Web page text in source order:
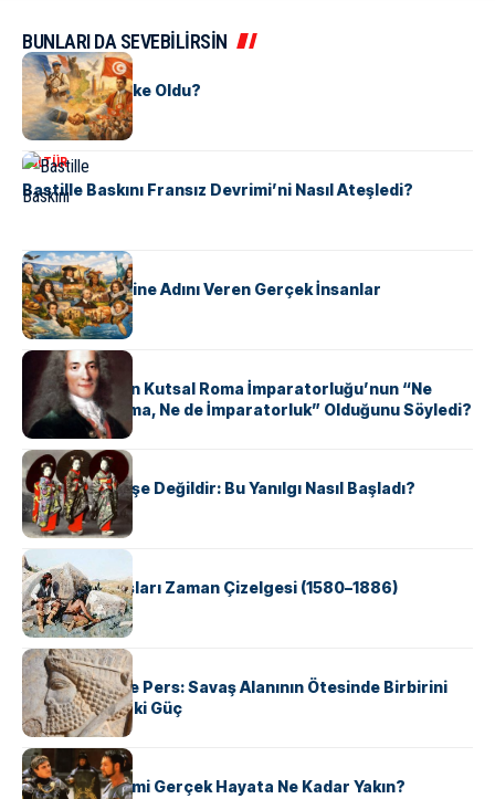
BUNLARI DA SEVEBİLİRSİN
KÜLTÜR
Tunus Nasıl Ülke Oldu?
KÜLTÜR
Bastille Baskını Fransız Devrimi’ni Nasıl Ateşledi?
KÜLTÜR
ABD Eyaletlerine Adını Veren Gerçek İnsanlar
KÜLTÜR
Voltaire Neden Kutsal Roma İmparatorluğu’nun “Ne
Kutsal, Ne Roma, Ne de İmparatorluk” Olduğunu Söyledi?
KÜLTÜR
Geyşalar Fahişe Değildir: Bu Yanılgı Nasıl Başladı?
KÜLTÜR
Apache Savaşları Zaman Çizelgesi (1580–1886)
KÜLTÜR
Antik Yunan ve Pers: Savaş Alanının Ötesinde Birbirini
Şekillendiren İki Güç
KÜLTÜR
‘Gladiator’ Filmi Gerçek Hayata Ne Kadar Yakın?